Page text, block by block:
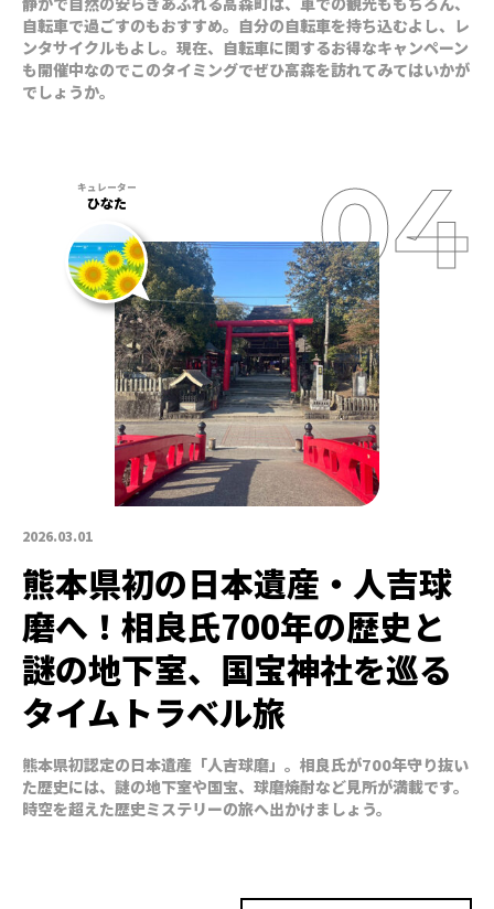
自転車で過ごすのもおすすめ。自分の自転車を持ち込むよし、レ
ンタサイクルもよし。現在、自転車に関するお得なキャンペーン
も開催中なのでこのタイミングでぜひ高森を訪れてみてはいかが
でしょうか。
2026.03.01
ひなた
熊本県初の日本遺産・人吉球
磨へ！相良氏700年の歴史と
謎の地下室、国宝神社を巡る
タイムトラベル旅
熊本県初認定の日本遺産「人吉球磨」。相良氏が700年守り抜い
た歴史には、謎の地下室や国宝、球磨焼酎など見所が満載です。
時空を超えた歴史ミステリーの旅へ出かけましょう。